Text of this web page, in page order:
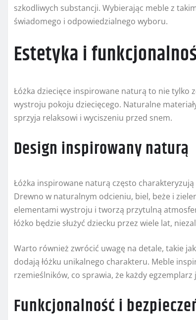
szkodliwych substancji. Wybierając meble z
świadomego i odpowiedzialnego wyboru.
Estetyka i
Łóżka dziecięce inspirowane naturą to nie tylko
wystroju pokoju dziecięcego. Naturalne
sprzyja relaksowi i wyciszeniu przed snem.
Design inspirowany naturą
Łóżka inspirowane naturą często
Drewno w naturalnym odcieniu, biel, beże i
elementami wystroju i tworzą przytulną
łóżko będzie służyć dziecku przez wiele lat,
Warto również zwrócić uwagę na detale, takie
dodają łóżku unikalnego charakteru. Meble
rzemieślników, co sprawia, że każdy
Funkcjonalność i